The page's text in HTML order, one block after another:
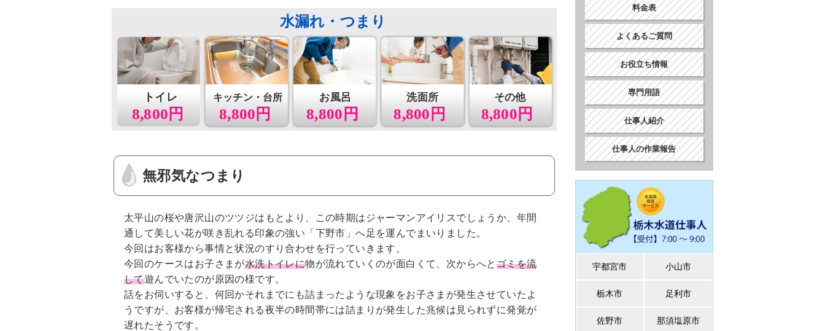
8,800円
トイレ
8,800円
キッチン・台所 お風呂
8,800円
洗面所
8,800円
その他
8,800円
水漏れ・つまり
無邪気なつまり
太平山の桜や唐沢山のツツジはもとより、この時期はジャーマンアイリスでしょうか、年間
通して美しい花が咲き乱れる印象の強い「下野市」へ足を運んでまいりました。
今回はお客様から事情と状況のすり合わせを行っていきます。
今回のケースはお子さまが水洗トイレに物が流れていくのが面白くて、次からへと ゴミを流
して遊んでいたのが原因の様です。
話をお伺いすると、何回かそれまでにも詰まったような現象をお子さまが発生させていたよ
うですが、お客様が帰宅される夜半の時間帯には詰まりが発生した兆候は見られずに発覚が
遅れたそうです。
料金表
よくあるご質問
お役立ち情報
専門用語
仕事人紹介
仕事人の作業報告
宇都宮市 小山市
栃木市 足利市
佐野市 那須塩原市